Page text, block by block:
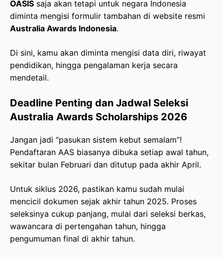
OASIS saja akan tetapi untuk negara Indonesia
diminta mengisi formulir tambahan di website resmi
Australia Awards Indonesia.
Di sini, kamu akan diminta mengisi data diri, riwayat
pendidikan, hingga pengalaman kerja secara
mendetail.
Deadline Penting dan Jadwal Seleksi
Australia Awards Scholarships 2026
Jangan jadi “pasukan sistem kebut semalam”!
Pendaftaran AAS biasanya dibuka setiap awal tahun,
sekitar bulan Februari dan ditutup pada akhir April.
Untuk siklus 2026, pastikan kamu sudah mulai
mencicil dokumen sejak akhir tahun 2025. Proses
seleksinya cukup panjang, mulai dari seleksi berkas,
wawancara di pertengahan tahun, hingga
pengumuman final di akhir tahun.